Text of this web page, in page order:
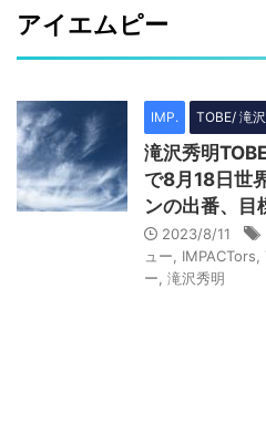
アイエムピー
IMP. TOBE/ 滝
滝沢秀明
で8月18日世
ンの出番、目
2023/8/11
ュー
IMPACTors
ー 滝沢秀明